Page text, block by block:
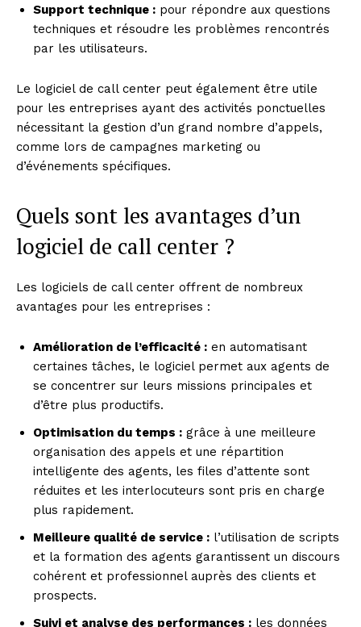
Support technique : pour répondre aux questions
techniques et résoudre les problèmes rencontrés
par les utilisateurs.
Le logiciel de call center peut également être utile
pour les entreprises ayant des activités ponctuelles
nécessitant la gestion d’un grand nombre d’appels,
comme lors de campagnes marketing ou
d’événements spécifiques.
Quels sont les avantages d’un
logiciel de call center ?
Les logiciels de call center offrent de nombreux
avantages pour les entreprises :
Amélioration de l’efficacité : en automatisant
certaines tâches, le logiciel permet aux agents de
se concentrer sur leurs missions principales et
d’être plus productifs.
Optimisation du temps : grâce à une meilleure
organisation des appels et une répartition
intelligente des agents, les files d’attente sont
réduites et les interlocuteurs sont pris en charge
plus rapidement.
Meilleure qualité de service : l’utilisation de scripts
et la formation des agents garantissent un discours
cohérent et professionnel auprès des clients et
prospects.
Suivi et analyse des performances : les données